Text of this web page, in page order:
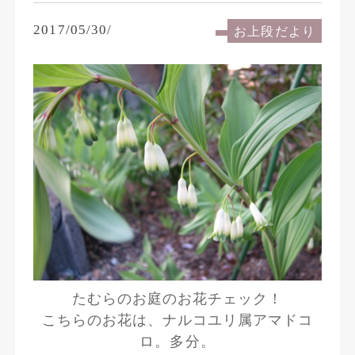
2017/05/30/ お上段だより
たむらのお庭のお花チェック！
こちらのお花は、ナルコユリ属アマドコ
ロ。多分。